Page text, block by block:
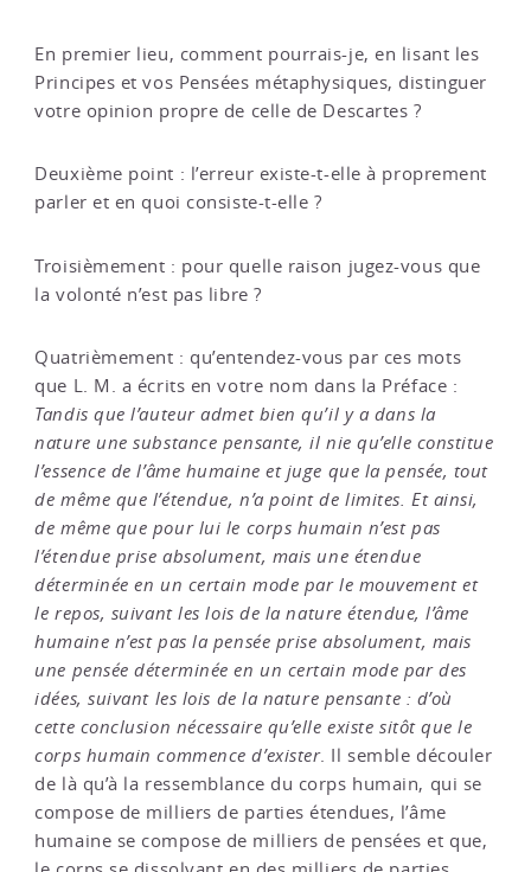
En premier lieu, comment pourrais-je, en lisant les
Principes et vos Pensées métaphysiques, distinguer
votre opinion propre de celle de Descartes ?
Deuxième point : l’erreur existe-t-elle à proprement
parler et en quoi consiste-t-elle ?
Troisièmement : pour quelle raison jugez-vous que
la volonté n’est pas libre ?
Quatrièmement : qu’entendez-vous par ces mots
que L. M. a écrits en votre nom dans la Préface :
Tandis que l’auteur admet bien qu’il y a dans la
nature une substance pensante, il nie qu’elle constitue
l’essence de l’âme humaine et juge que la pensée, tout
de même que l’étendue, n’a point de limites. Et ainsi,
de même que pour lui le corps humain n’est pas
l’étendue prise absolument, mais une étendue
déterminée en un certain mode par le mouvement et
le repos, suivant les lois de la nature étendue, l’âme
humaine n’est pas la pensée prise absolument, mais
une pensée déterminée en un certain mode par des
idées, suivant les lois de la nature pensante : d’où
cette conclusion nécessaire qu’elle existe sitôt que le
corps humain commence d’exister. Il semble découler
de là qu’à la ressemblance du corps humain, qui se
compose de milliers de parties étendues, l’âme
humaine se compose de milliers de pensées et que,